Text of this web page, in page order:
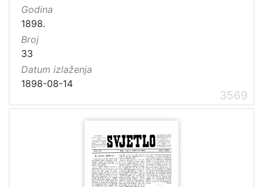
Godina
1898.
Broj
33
Datum izlaženja
1898-08-14
3569